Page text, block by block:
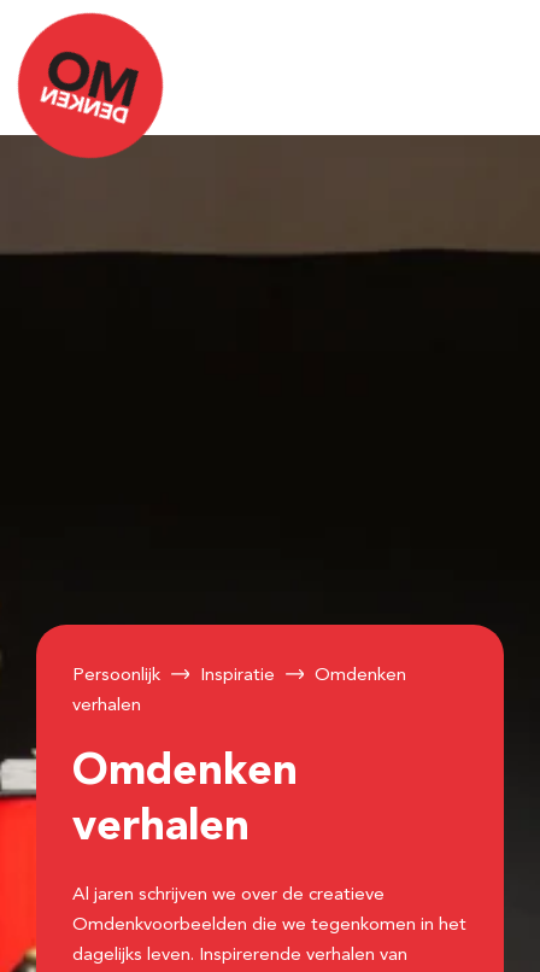
Persoonlijk Inspiratie
Omdenken
verhalen
Omdenken
verhalen
Al jaren schrijven we over de creatieve
Omdenkvoorbeelden die we tegenkomen in het
dagelijks leven. Inspirerende verhalen van